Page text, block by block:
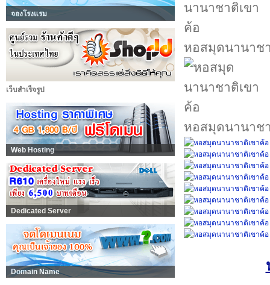
จองโรงแรม
เว็บสำเร็จรูป
Web Hosting
Dedicated Server
Domain Name
หอสมุดนานาช
หอสมุดนานาช